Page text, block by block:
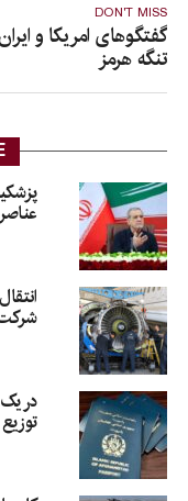
DON'T MISS
گفتگوهای امریکا و
تنگه هرمز
شرکت